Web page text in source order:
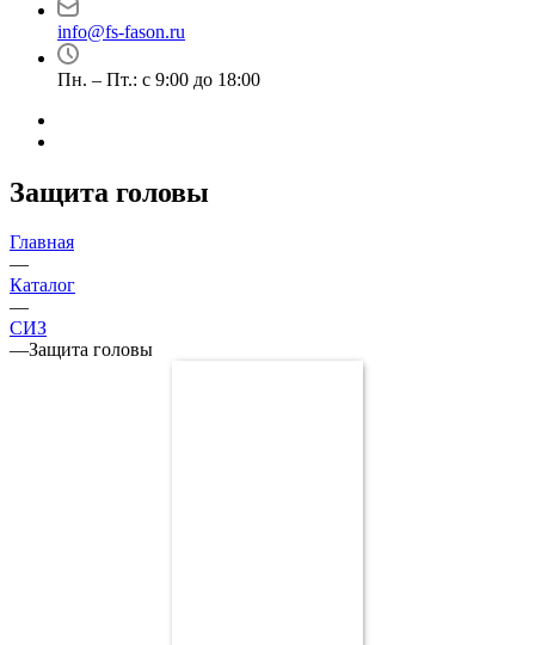
info@fs-fason.ru
Пн. – Пт.: с 9:00 до 18:00
Защита головы
Главная
—
Каталог
—
СИЗ
—Защита головы